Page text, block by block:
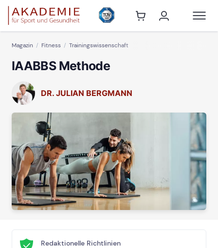
Magazin Fitness Trainingswissenschaft
IAABBS Methode
DR. JULIAN BERGMANN
Redaktionelle Richtlinien